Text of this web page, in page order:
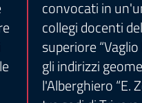
convocati in
collegi docenti
superiore
gli indirizzi
l'Alberghiero “E.